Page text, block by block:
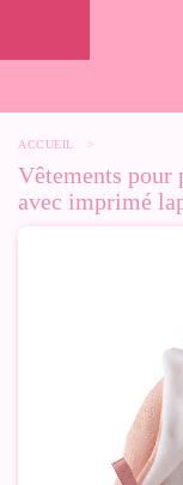
ACCUEIL >
Vêtements pour
avec imprimé